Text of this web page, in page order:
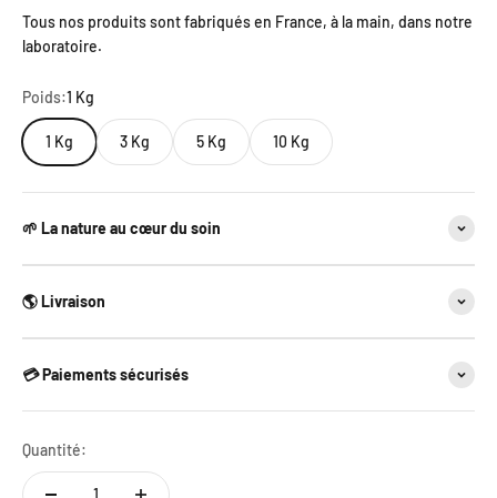
Tous nos produits sont fabriqués en France, à la main, dans notre
laboratoire.
Poids:1 Kg
1 Kg 3 Kg 5 Kg 10 Kg
🌱 La nature au cœur du soin
🌎 Livraison
💳 Paiements sécurisés
Quantité: